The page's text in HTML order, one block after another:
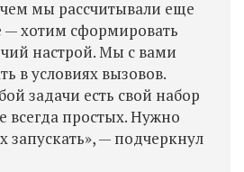
мы рассчитывали еще
— хотим сформировать
настрой. Мы с вами
в условиях вызовов.
задачи есть свой набор
всегда простых. Нужно
запускать», — подчеркнул